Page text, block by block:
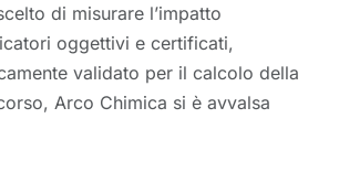
di misurare l’impatto
oggettivi e certificati,
validato per il calcolo della
Arco Chimica si è avvalsa